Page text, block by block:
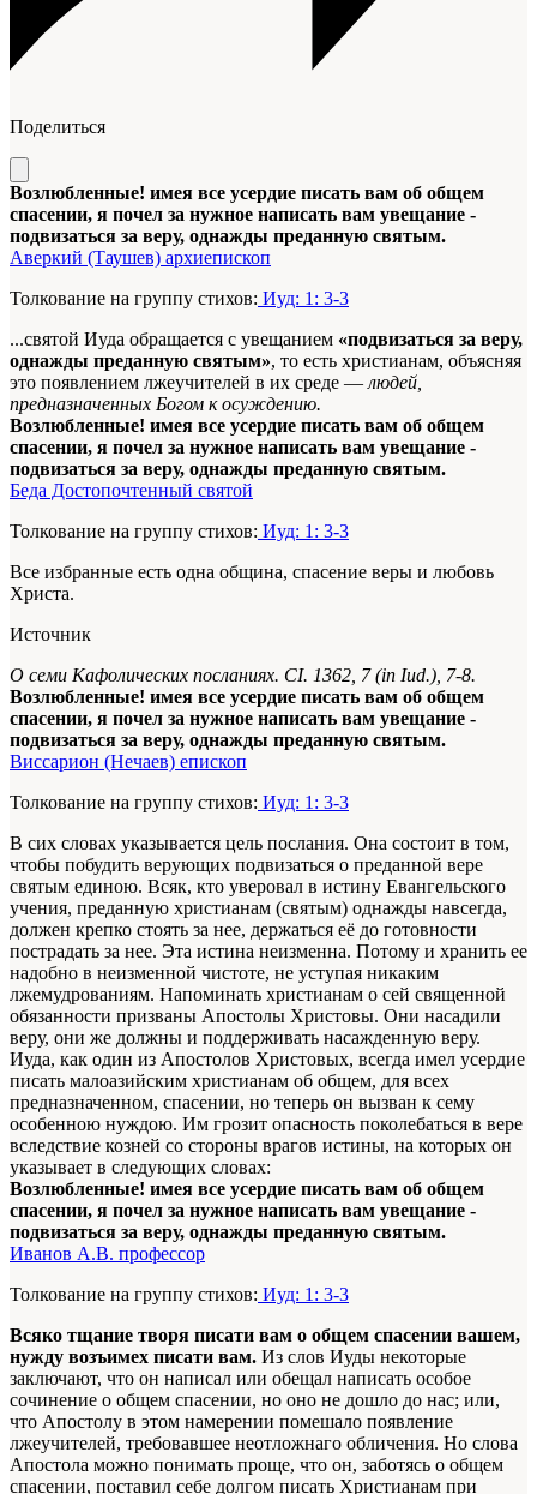
Поделиться
Возлюбленные! имея все усердие писать вам об общем
спасении, я почел за нужное написать вам увещание -
подвизаться за веру, однажды преданную святым.
Аверкий (Таушев) архиепископ
Толкование на группу стихов: Иуд: 1: 3-3
...святой Иуда обращается с увещанием «подвизаться за веру,
однажды преданную святым», то есть христианам, объясняя
это появлением лжеучителей в их среде — людей,
предназначенных Богом к осуждению.
Возлюбленные! имея все усердие писать вам об общем
спасении, я почел за нужное написать вам увещание -
подвизаться за веру, однажды преданную святым.
Беда Достопочтенный святой
Толкование на группу стихов: Иуд: 1: 3-3
Все избранные есть одна община, спасение веры и любовь
Христа.
Источник
О семи Кафолических посланиях. CI. 1362, 7 (in Iud.), 7-8.
Возлюбленные! имея все усердие писать вам об общем
спасении, я почел за нужное написать вам увещание -
подвизаться за веру, однажды преданную святым.
Виссарион (Нечаев) епископ
Толкование на группу стихов: Иуд: 1: 3-3
В сих словах указывается цель послания. Она состоит в том,
чтобы побудить верующих подвизаться о преданной вере
святым единою. Всяк, кто уверовал в истину Евангельского
учения, преданную христианам (святым) однажды навсегда,
должен крепко стоять за нее, держаться её до готовности
пострадать за нее. Эта истина неизменна. Потому и хранить ее
надобно в неизменной чистоте, не уступая никаким
лжемудрованиям. Напоминать христианам о сей священной
обязанности призваны Апостолы Христовы. Они насадили
веру, они же должны и поддерживать насажденную веру.
Иуда, как один из Апостолов Христовых, всегда имел усердие
писать малоазийским христианам об общем, для всех
предназначенном, спасении, но теперь он вызван к сему
особенною нуждою. Им грозит опасность поколебаться в вере
вследствие козней со стороны врагов истины, на которых он
указывает в следующих словах:
Возлюбленные! имея все усердие писать вам об общем
спасении, я почел за нужное написать вам увещание -
подвизаться за веру, однажды преданную святым.
Иванов А.В. профессор
Толкование на группу стихов: Иуд: 1: 3-3
Всяко тщание творя писати вам о общем спасении вашем,
нужду возъимех писати вам. Из слов Иуды некоторые
заключают, что он написал или обещал написать особое
сочинение о общем спасении, но оно не дошло до нас; или,
что Апостолу в этом намерении помешало появление
лжеучителей, требовавшее неотложнаго обличения. Но слова
Апостола можно понимать проще, что он, заботясь о общем
спасении, поставил себе долгом писать Христианам при